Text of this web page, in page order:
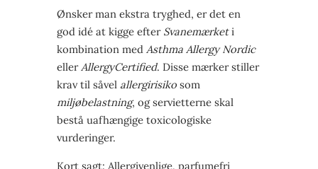
Ønsker man ekstra tryghed, er det en
god idé at kigge efter Svanemærketi
kombination med Asthma Allergy Nordic
ellerAllergyCertified. Disse mærker stiller
krav til såvel allergirisiko som
miljøbelastning, og servietterne skal
bestå uafhængige toxicologiske
vurderinger.
Kort sagt: Allergivenlige, parfumefri